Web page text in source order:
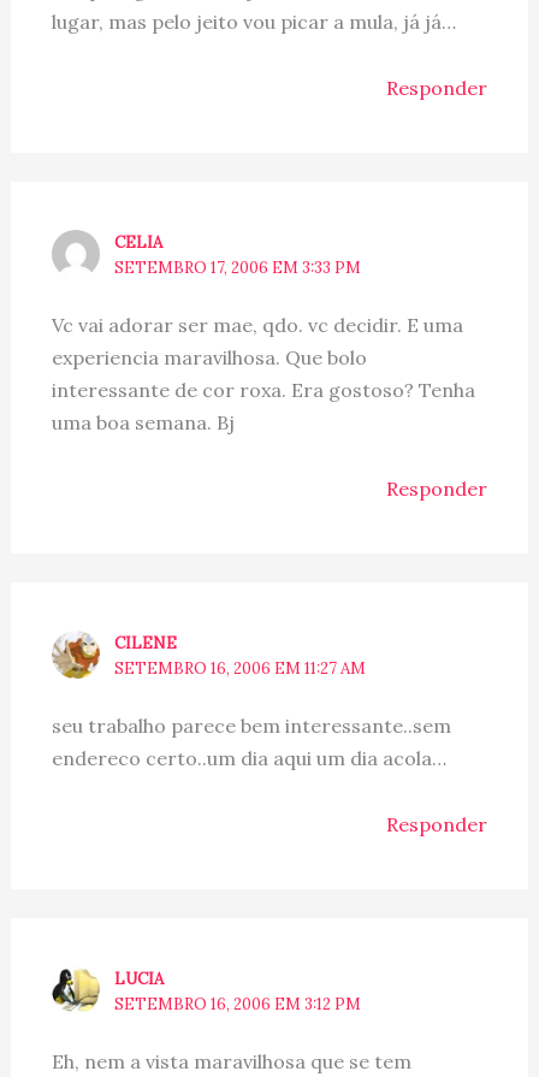
lugar, mas pelo jeito vou picar a mula, já já…
Responder
CELIA
SETEMBRO 17, 2006 EM 3:33 PM
Vc vai adorar ser mae, qdo. vc decidir. E uma
experiencia maravilhosa. Que bolo
interessante de cor roxa. Era gostoso? Tenha
uma boa semana. Bj
Responder
CILENE
SETEMBRO 16, 2006 EM 11:27 AM
seu trabalho parece bem interessante..sem
endereco certo..um dia aqui um dia acola…
Responder
LUCIA
SETEMBRO 16, 2006 EM 3:12 PM
Eh, nem a vista maravilhosa que se tem